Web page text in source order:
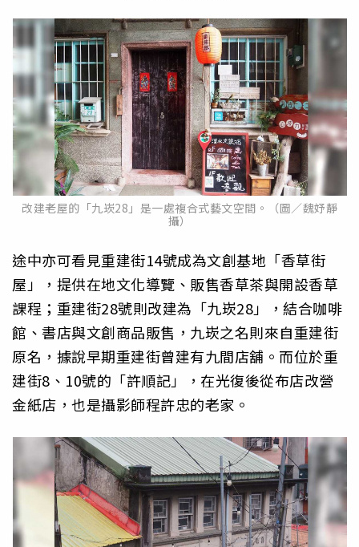
改建老屋的「九崁28」是一處複合式藝文空間。（圖／魏妤靜
攝）
途中亦可看見重建街14號成為文創基地「香草街
屋」，提供在地文化導覽、販售香草茶與開設香草
課程；重建街28號則改建為「九崁28」，結合咖啡
館、書店與文創商品販售，九崁之名則來自重建街
原名，據說早期重建街曾建有九間店舖。而位於重
建街8、10號的「許順記」，在光復後從布店改營
金紙店，也是攝影師程許忠的老家。